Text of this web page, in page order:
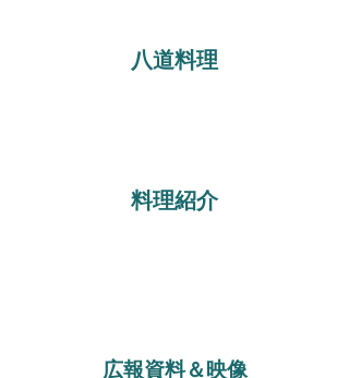
八道料理
料理紹介
広報資料＆映像